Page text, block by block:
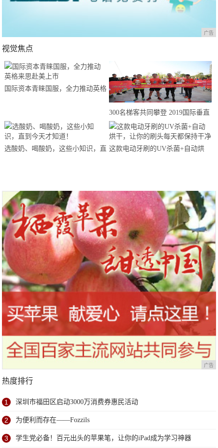
广告
视觉焦点
国际资本青睐国服，全力推动英格
300名梯客共同攀登 2019国际垂直
马拉松超级精英赛顺德海骏达中心
站欢乐开跑
选酸奶、喝酸奶，这些小知识，直 这款电动牙刷的UV杀菌+自动烘
广告
热度排行
1 深圳市福田区启动3000万消费券惠民活动
2 为便利而存在——Fozzils
3 学生党必备！百元出头的苹果笔，让你的iPad成为学习神器